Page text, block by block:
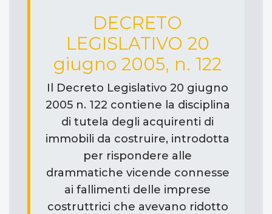
DECRETO
LEGISLATIVO 20
giugno 2005, n. 122
Il Decreto Legislativo 20 giugno
2005 n. 122 contiene la disciplina
di tutela degli acquirenti di
immobili da costruire, introdotta
per rispondere alle
drammatiche vicende connesse
ai fallimenti delle imprese
costruttrici che avevano ridotto